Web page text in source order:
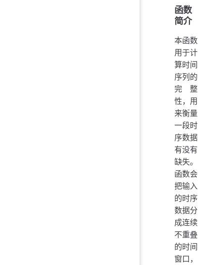
函数
简介
本函数
用于计
算时间
序列的
完整
性，用
来衡量
一段时
序数据
有没有
缺失。
函数会
把输入
的时序
数据分
成连续
不重叠
的时间
窗口，